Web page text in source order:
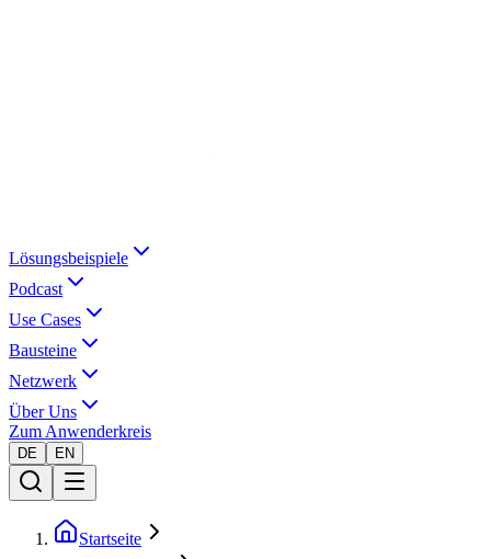
Lösungsbeispiele
Podcast
Use Cases
Bausteine
Netzwerk
Über Uns
Zum Anwenderkreis
DE EN
Startseite